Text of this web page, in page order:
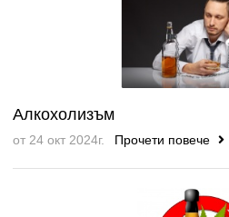
Алкохолизъм
от 24 окт 2024г. Прочети повече